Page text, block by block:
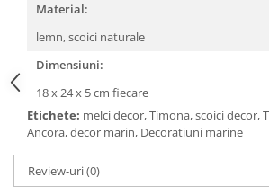
Material:
lemn, scoici naturale
Dimensiuni:
18 x 24 x 5 cm fiecare
Etichete: melci decor, Timona, scoici decor,
Ancora, decor marin, Decoratiuni marine
Review-uri(0)